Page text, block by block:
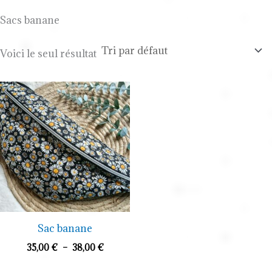
Sacs banane
Voici le seul résultat
Sac banane
35,00 € – 38,00 €
Plage
de
prix :
35,00 €
à
38,00 €